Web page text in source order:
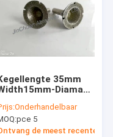
35mm
Diamant
van
100 Gruisschuring
Onderhandelbaar
pce 5
de meest recente